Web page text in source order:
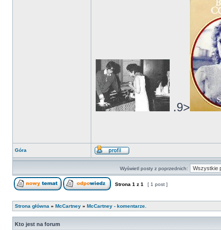
.9>
Góra
Wyświetl posty z poprzednich:
Strona 1 z 1 [ 1 post ]
Strona główna » McCartney » McCartney - komentarze.
Kto jest na forum